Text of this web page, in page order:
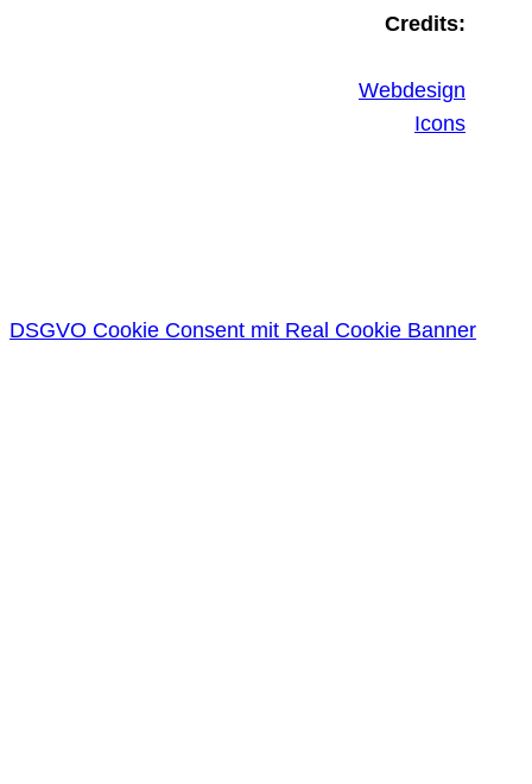
Credits:
Webdesign
Icons
DSGVO Cookie Consent mit Real Cookie Banner